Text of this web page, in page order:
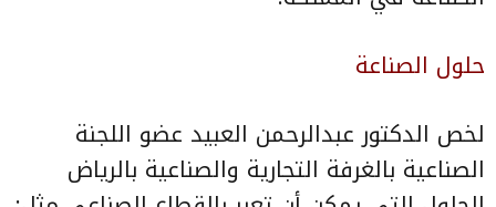
حلول الصناعة
لخص الدكتور عبدالرحمن العبيد عضو اللجنة
الصناعية بالغرفة التجارية والصناعية بالرياض